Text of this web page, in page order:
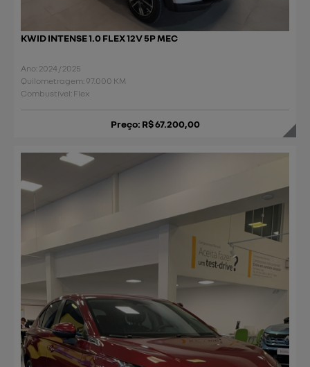
KWID INTENSE 1.0 FLEX 12V 5P MEC
Ano: 2024 / 2025
Quilometragem: 97.000 KM
Combustível: Flex
Preço: R$ 67.200,00